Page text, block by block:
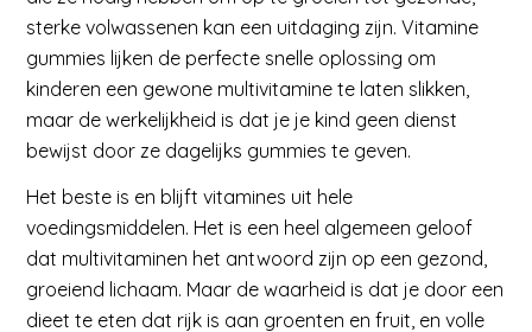
sterke volwassenen kan een uitdaging zijn. Vitamine
gummies lijken de perfecte snelle oplossing om
kinderen een gewone multivitamine te laten slikken,
maar de werkelijkheid is dat je je kind geen dienst
bewijst door ze dagelijks gummies te geven.
Het beste is en blijft vitamines uit hele
voedingsmiddelen. Het is een heel algemeen geloof
dat multivitaminen het antwoord zijn op een gezond,
groeiend lichaam. Maar de waarheid is dat je door een
dieet te eten dat rijk is aan groenten en fruit, en volle